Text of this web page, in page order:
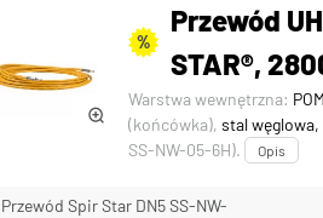
%
Przewód
STAR®,
Warstwa wewnętrzna:
(końcówka), stal
SS-NW-05-6H).
Opis
Przewód Spir Star DN5 SS-NW-